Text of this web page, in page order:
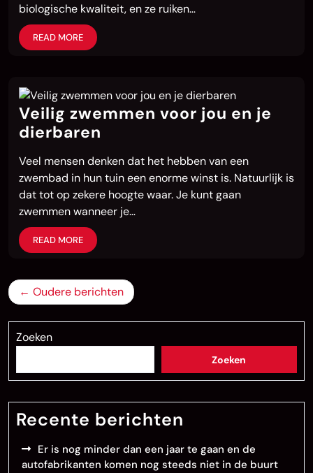
biologische kwaliteit, en ze ruiken…
READ MORE
Veilig zwemmen voor jou en je
dierbaren
Veel mensen denken dat het hebben van een
zwembad in hun tuin een enorme winst is. Natuurlijk is
dat tot op zekere hoogte waar. Je kunt gaan
zwemmen wanneer je…
READ MORE
Berichtennavigatie
Oudere berichten
Zoeken
Zoeken
Recente berichten
Er is nog minder dan een jaar te gaan en de
autofabrikanten komen nog steeds niet in de buurt